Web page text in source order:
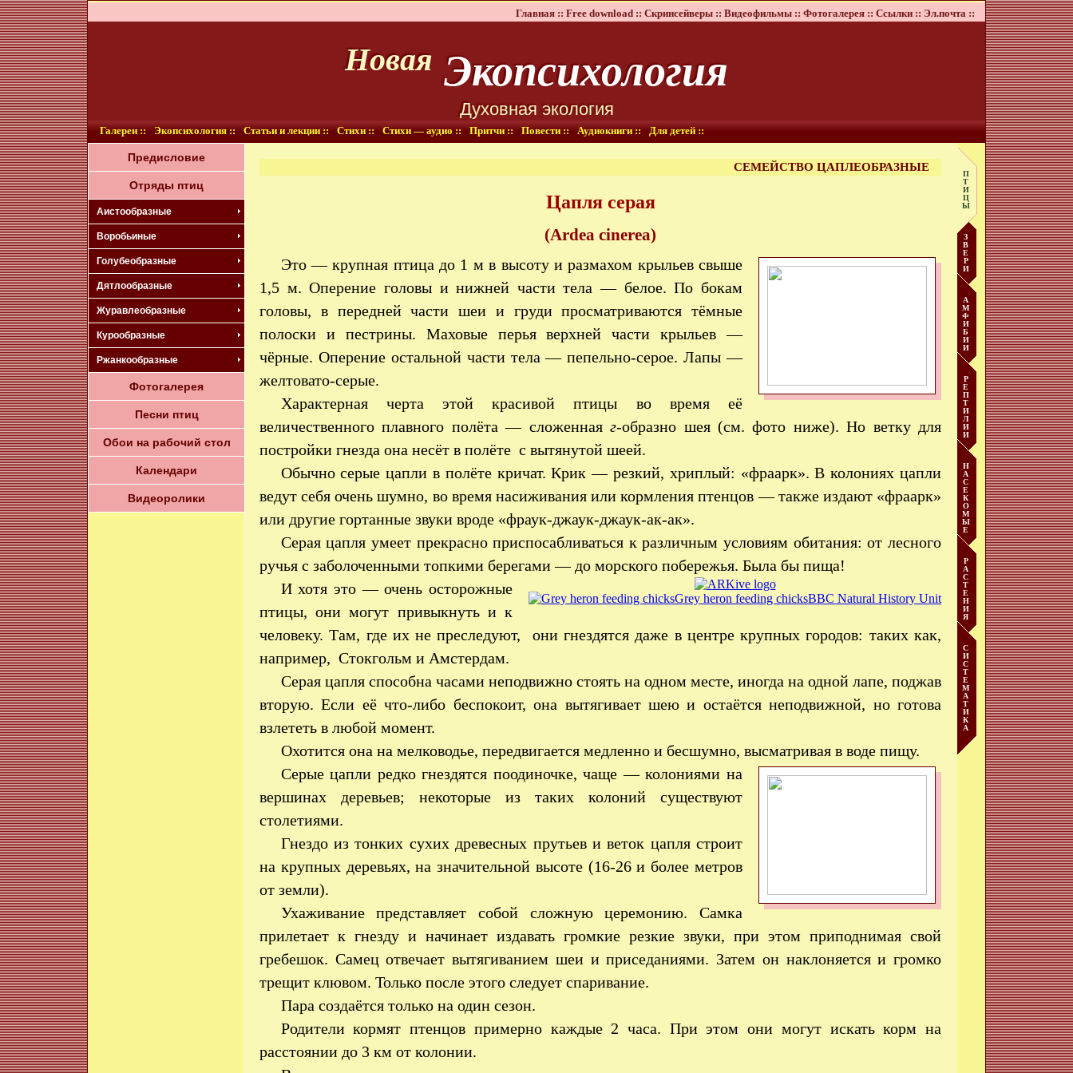
Главная :: Free download :: Скринсейверы :: Видеофильмы :: Фотогалерея :: Ссылки :: Эл.почта ::
Новая Экопсихология
Духовная экология
Галереи :: Экопсихология :: Статьи и лекции :: Стихи :: Стихи — аудио :: Притчи :: Повести :: Аудиокниги :: Для детей ::
Предисловие
Отряды птиц
Аистообразные
Воробьиные
Голубеобразные
Дятлообразные
Журавлеобразные
Курообразные
Ржанкообразные
Фотогалерея
Песни птиц
Обои на рабочий стол
Календари
Видеоролики
П
Т
И
Ц
Ы
З
В
Е
Р
И
А
М
Ф
И
Б
И
И
Р
Е
П
Т
И
Л
И
И
Н
А
С
Е
К
О
М
Ы
Е
Р
А
С
Т
Е
Н
И
Я
С
И
С
Т
Е
М
А
Т
И
К
А
СЕМЕЙСТВО ЦАПЛЕОБРАЗНЫЕ
Цапля серая
(Ardea cinerea)
Это — крупная птица до 1 м в высоту и размахом крыльев свыше
1,5 м. Оперение головы и нижней части тела — белое. По бокам
головы, в передней части шеи и груди просматриваются тёмные
полоски и пестрины. Маховые перья верхней части крыльев —
чёрные. Оперение остальной части тела — пепельно-серое. Лапы —
желтовато-серые.
Характерная черта этой красивой птицы во время её
величественного плавного полёта — сложеннаяг-образно шея (см. фото ниже). Но ветку для
постройки гнезда она несёт в полёте с вытянутой шеей.
Обычно серые цапли в полёте кричат. Крик — резкий, хриплый: «фраарк». В колониях цапли
ведут себя очень шумно, во время насиживания или кормления птенцов — также издают «фраарк»
или другие гортанные звуки вроде «фраук-джаук-джаук-ак-ак».
Серая цапля умеет прекрасно приспосабливаться к различным условиям обитания: от лесного
ручья с заболоченными топкими берегами — до морского побережья. Была бы пища!
Grey heron feeding chicksBBC Natural History Unit
И хотя это — очень осторожные
птицы, они могут привыкнуть и к
человеку. Там, где их не преследуют, они гнездятся даже в центре крупных городов: таких как,
например, Стокгольм и Амстердам.
Серая цапля способна часами неподвижно стоять на одном месте, иногда на одной лапе, поджав
вторую. Если её что-либо беспокоит, она вытягивает шею и остаётся неподвижной, но готова
взлететь в любой момент.
Охотится она на мелководье, передвигается медленно и бесшумно, высматривая в воде пищу.
Серые цапли редко гнездятся поодиночке, чаще — колониями на
вершинах деревьев; некоторые из таких колоний существуют
столетиями.
Гнездо из тонких сухих древесных прутьев и веток цапля строит
на крупных деревьях, на значительной высоте (16-26 и более метров
от земли).
Ухаживание представляет собой сложную церемонию. Самка
прилетает к гнезду и начинает издавать громкие резкие звуки, при этом приподнимая свой
гребешок. Самец отвечает вытягиванием шеи и приседаниями. Затем он наклоняется и громко
трещит клювом. Только после этого следует спаривание.
Пара создаётся только на один сезон.
Родители кормят птенцов примерно каждые 2 часа. При этом они могут искать корм на
расстоянии до 3 км от колонии.